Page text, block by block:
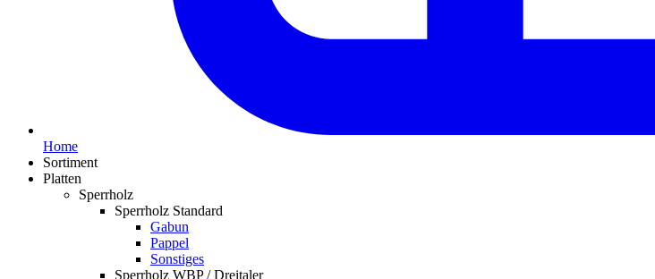
Home
Sortiment
Platten
Sperrholz
Sperrholz Standard
Gabun
Pappel
Sonstiges
Sperrholz WBP / Dreitaler